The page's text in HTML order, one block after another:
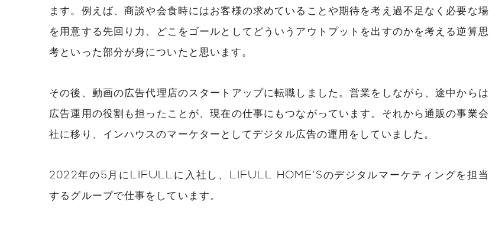
ます。例えば、商談や会食時にはお客様の求めていることや期待を考え過不足なく必要な場
を用意する先回り力、どこをゴールとしてどういうアウトプットを出すのかを考える逆算思
考といった部分が身についたと思います。
その後、動画の広告代理店のスタートアップに転職しました。営業をしながら、途中からは
広告運用の役割も担ったことが、現在の仕事にもつながっています。それから通販の事業会
社に移り、インハウスのマーケターとしてデジタル広告の運用をしていました。
2022年の5月にLIFULLに入社し、LIFULL HOME'Sのデジタルマーケティングを担当
するグループで仕事をしています。